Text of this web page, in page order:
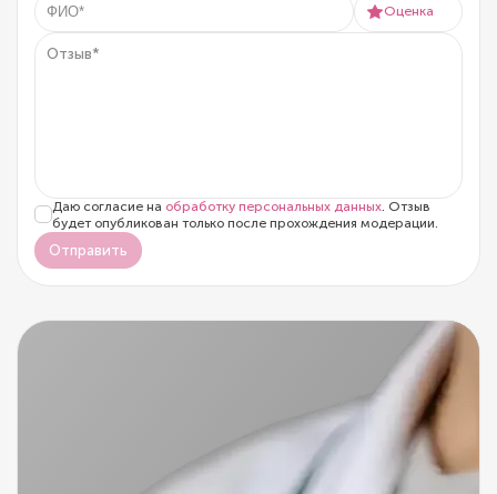
Оценка
Даю согласие на обработку персональных данных. Отзыв
будет опубликован только после прохождения модерации.
Отправить